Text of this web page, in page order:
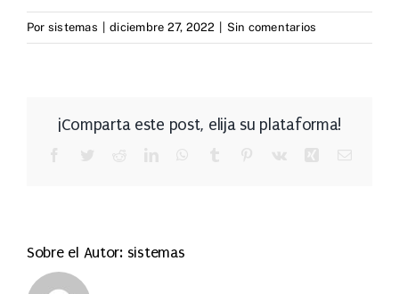
Por sistemas | diciembre 27, 2022 | Sin comentarios
¡Comparta este post, elija su plataforma!
Sobre el Autor: sistemas